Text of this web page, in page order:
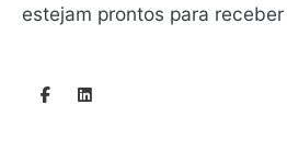
estejam prontos para